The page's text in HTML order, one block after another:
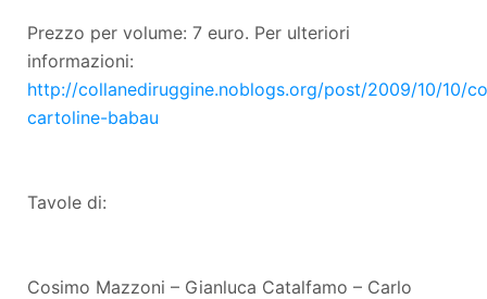
Prezzo per volume: 7 euro. Per ulteriori
informazioni:
http://collanediruggine.noblogs.org/post/2009/10/10/
cartoline-babau
Tavole di:
Cosimo Mazzoni – Gianluca Catalfamo – Carlo